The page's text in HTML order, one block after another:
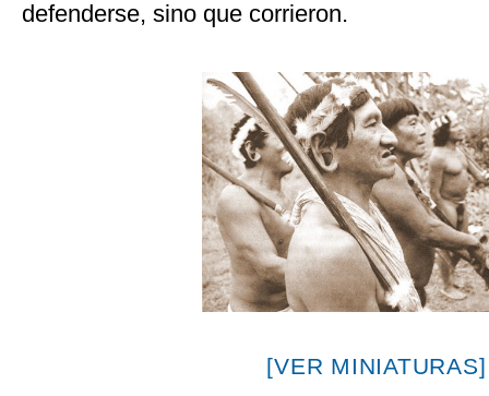
defenderse, sino que corrieron.
[VER MINIATURAS]